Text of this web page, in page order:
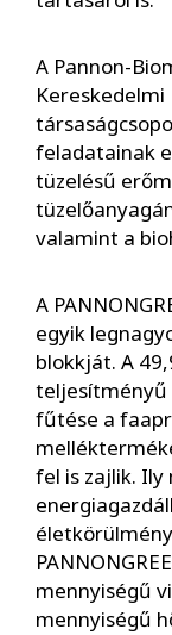
A Pannon-
feladatainak
tüzelésű
valamint a
A
egyik
blokkját. A
teljesítményű
fűtése a
fel is zajlik.
mennyiségű
mennyiségű